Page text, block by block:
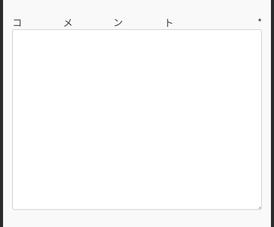
ン
コメント *